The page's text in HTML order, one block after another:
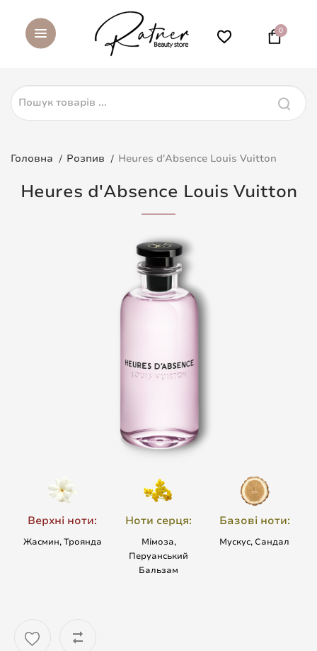
0
Головна Розпив Heures d'Absence Louis Vuitton
Heures d'Absence Louis Vuitton
Верхні ноти:
Жасмин, Троянда
Ноти серця:
Мімоза,
Перуанський
Бальзам
Базові ноти:
Мускус, Сандал